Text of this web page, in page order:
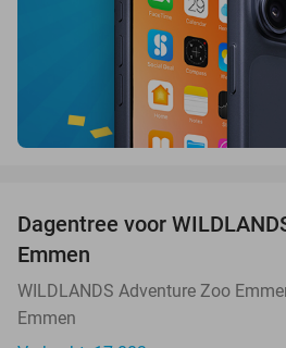
Dagentree voor
Emmen
WILDLANDS Adventure Zoo
Emmen